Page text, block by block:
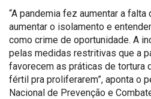
“A pandemia fez aumentar a
aumentar o isolamento e
como crime de oportunidade. A
pelas medidas restritivas que a
favorecem as práticas de tortura
fértil pra proliferarem”, aponta o
Nacional de Prevenção e